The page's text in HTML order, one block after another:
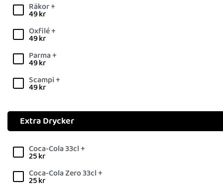
Räkor +
49kr
Oxfilé +
49kr
Parma +
49kr
Scampi +
49kr
Extra Drycker
Coca-Cola 33cl +
25kr
Coca-Cola Zero 33cl +
25kr